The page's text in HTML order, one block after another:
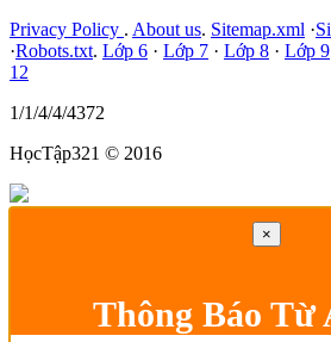
Privacy Policy . About us. Sitemap.xml ·
·Robots.txt. Lớp 6 · Lớp 7 · Lớp 8 · Lớp 9
12
1/1/4/4/4372
HọcTập321 © 2016
×
Thông Báo Từ